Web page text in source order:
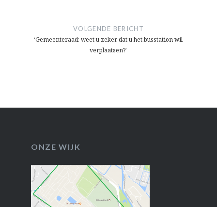
VOLGENDE BERICHT
‘Gemeenteraad: weet u zeker dat u het busstation wil
verplaatsen?’
ONZE WIJK